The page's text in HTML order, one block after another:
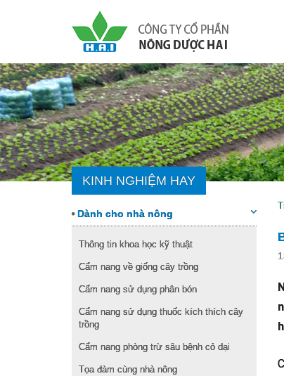
KINH NGHIỆM HAY
Dành cho nhà nông
Thông tin khoa học kỹ thuật
Cẩm nang về giống cây trồng
Cẩm nang sử dụng phân bón
Cẩm nang sử dụng thuốc kích thích cây
trồng
Cẩm nang phòng trừ sâu bệnh cỏ dại
Tọa đàm cùng nhà nông